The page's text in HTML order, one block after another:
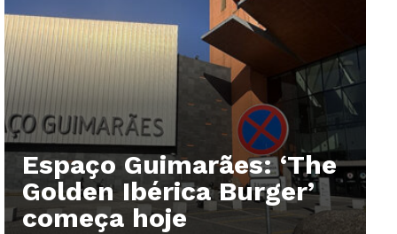
Espaço Guimarães: ‘The
Golden Ibérica Burger’
começa hoje